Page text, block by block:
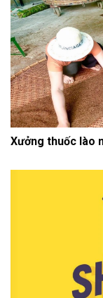
Xưởng thuốc lào